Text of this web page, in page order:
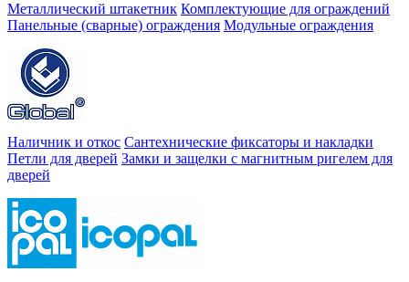
Металлический штакетник Комплектующие для ограждений
Панельные (сварные) ограждения Модульные ограждения
Наличник и откос Сантехнические фиксаторы и накладки
Петли для дверей Замки и защелки с магнитным ригелем для
дверей